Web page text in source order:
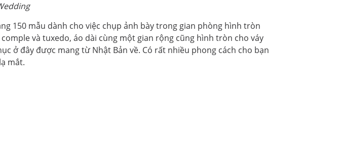
150 mẫu dành cho việc chụp ảnh bày trong gian phòng hình tròn
và tuxedo, áo dài cùng một gian rộng cũng hình tròn cho váy
ở đây được mang từ Nhật Bản về. Có rất nhiều phong cách cho bạn
mắt.